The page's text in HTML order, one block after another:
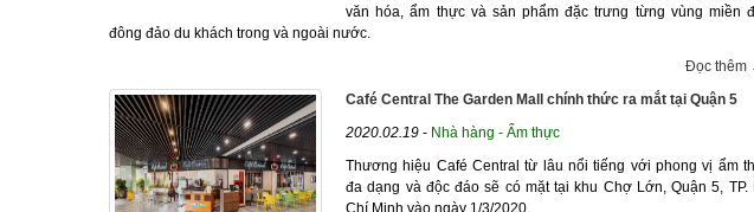
văn hóa, ẩm thực và sản phẩm đặc trưng từng vùng miền
đông đảo du khách trong và ngoài nước.
Đọc thêm
Café Central The Garden Mall chính thức ra mắt tại Quận 5
2020.02.19 - Nhà hàng - Ẩm thực
Thương hiệu Café Central từ lâu nổi tiếng với phong vị ẩm
đa dạng và độc đáo sẽ có mặt tại khu Chợ Lớn, Quận 5, TP.
Chí Minh vào ngày 1/3/2020.